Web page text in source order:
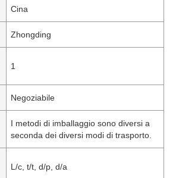
Cina
Zhongding
1
Negoziabile
I metodi di imballaggio sono diversi a
seconda dei diversi modi di trasporto.
L/c, t/t, d/p, d/a